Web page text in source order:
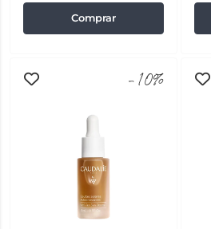
Comprar
-10%